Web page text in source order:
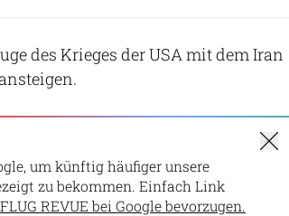
des Krieges der USA mit dem Iran
um künftig häufiger unsere
zu bekommen. Einfach Link
FLUG REVUE bei Google bevorzugen.